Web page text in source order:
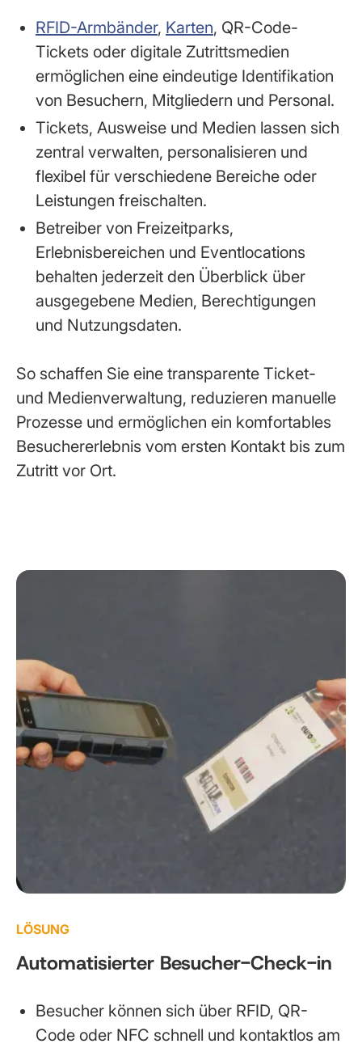
RFID-Armbänder, Karten, QR-Code-
Tickets oder digitale Zutrittsmedien
ermöglichen eine eindeutige Identifikation
von Besuchern, Mitgliedern und Personal.
Tickets, Ausweise und Medien lassen sich
zentral verwalten, personalisieren und
flexibel für verschiedene Bereiche oder
Leistungen freischalten.
Betreiber von Freizeitparks,
Erlebnisbereichen und Eventlocations
behalten jederzeit den Überblick über
ausgegebene Medien, Berechtigungen
und Nutzungsdaten.
So schaffen Sie eine transparente Ticket-
und Medienverwaltung, reduzieren manuelle
Prozesse und ermöglichen ein komfortables
Besuchererlebnis vom ersten Kontakt bis zum
Zutritt vor Ort.
LÖSUNG
Automatisierter Besucher-Check-in
Besucher können sich über RFID, QR-
Code oder NFC schnell und kontaktlos am